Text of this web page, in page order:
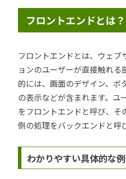
フロントエンドとは？
フロントエンドとは、ウェブ
ョンのユーザーが直接触れる
的には、画面のデザイン、ボ
の表示などが含まれます。ユ
をフロントエンドと呼び、そ
側の処理をバックエンドと呼
わかりやすい具体的な